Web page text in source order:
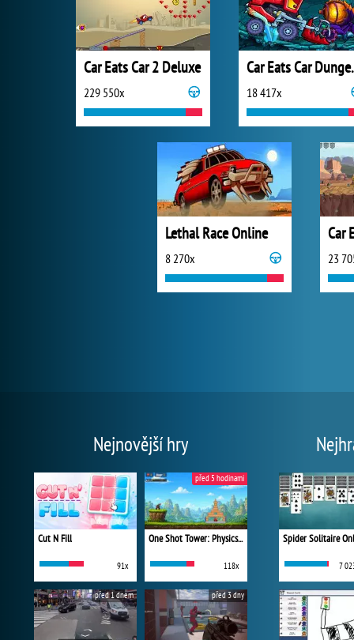
Car Eats Car 2 Deluxe
229 550x
Car
18 417x
Lethal Race Online
8 270x
Car
23
Nejnovější hry
Cut N Fill
91x
One Shot Tower: Physics Destroyer
118x
před 5 hodinami
před 1 dnem před 3 dny
Spider Solitaire
7